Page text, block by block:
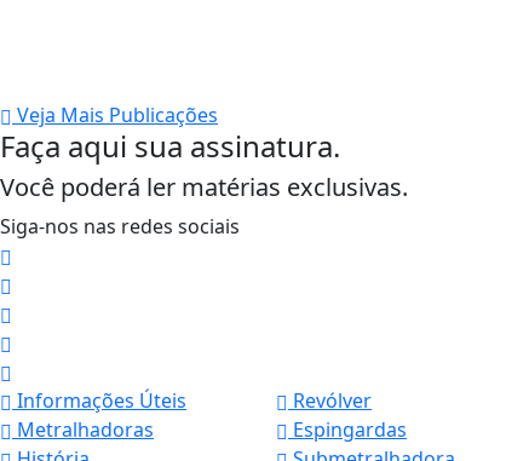
Veja Mais Publicações
Faça aqui sua assinatura.
Você poderá ler matérias exclusivas.
Siga-nos nas redes sociais
Informações Úteis Revólver
Metralhadoras
Espingardas